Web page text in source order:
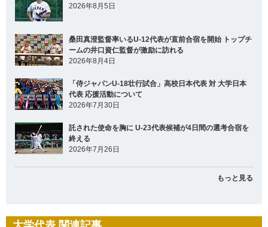
2026年8月5日
桑田真澄監督率いるU-12代表が直前合宿を開始 トップチ
ームの井口資仁監督が激励に訪れる
2026年8月4日
「侍ジャパンU-18壮行試合」高校日本代表 対 大学日本
代表 応援活動について
2026年7月30日
託された使命を胸に U-23代表候補が4日間の選考合宿を
終える
2026年7月26日
もっと見る